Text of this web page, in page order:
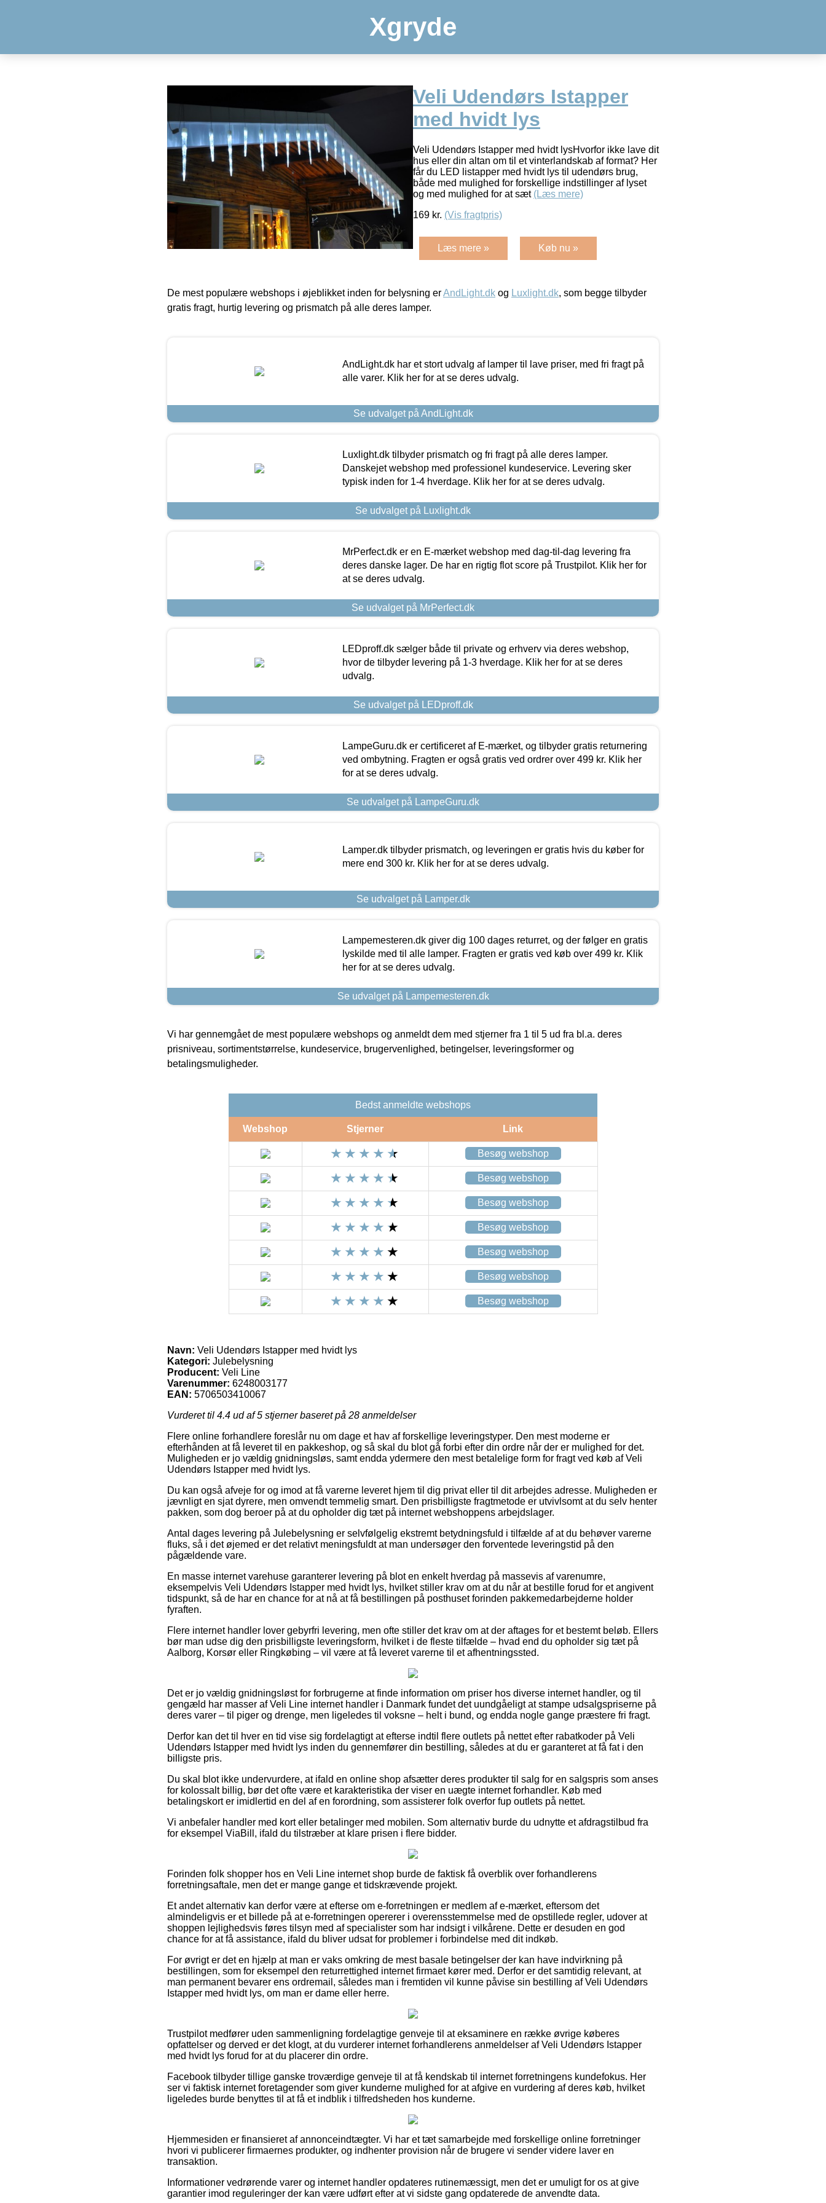
Xgryde
Veli Udendørs Istapper
med hvidt lys
Veli Udendørs Istapper med hvidt lysHvorfor ikke lave dit
hus eller din altan om til et vinterlandskab af format? Her
får du LED listapper med hvidt lys til udendørs brug,
både med mulighed for forskellige indstillinger af lyset
og med mulighed for at sæt (Læs mere)
169 kr. (Vis fragtpris)
Læs mere » Køb nu »
De mest populære webshops i øjeblikket inden for belysning erAndLight.dk og Luxlight.dk, som begge tilbyder
gratis fragt, hurtig levering og prismatch på alle deres lamper.
AndLight.dk har et stort udvalg af lamper til lave priser, med fri fragt på
alle varer. Klik her for at se deres udvalg.
Se udvalget på AndLight.dk
Luxlight.dk tilbyder prismatch og fri fragt på alle deres lamper.
Danskejet webshop med professionel kundeservice. Levering sker
typisk inden for 1-4 hverdage. Klik her for at se deres udvalg.
Se udvalget på Luxlight.dk
MrPerfect.dk er en E-mærket webshop med dag-til-dag levering fra
deres danske lager. De har en rigtig flot score på Trustpilot. Klik her for
at se deres udvalg.
Se udvalget på MrPerfect.dk
LEDproff.dk sælger både til private og erhverv via deres webshop,
hvor de tilbyder levering på 1-3 hverdage. Klik her for at se deres
udvalg.
Se udvalget på LEDproff.dk
LampeGuru.dk er certificeret af E-mærket, og tilbyder gratis returnering
ved ombytning. Fragten er også gratis ved ordrer over 499 kr. Klik her
for at se deres udvalg.
Se udvalget på LampeGuru.dk
Lamper.dk tilbyder prismatch, og leveringen er gratis hvis du køber for
mere end 300 kr. Klik her for at se deres udvalg.
Se udvalget på Lamper.dk
Lampemesteren.dk giver dig 100 dages returret, og der følger en gratis
lyskilde med til alle lamper. Fragten er gratis ved køb over 499 kr. Klik
her for at se deres udvalg.
Se udvalget på Lampemesteren.dk
Vi har gennemgået de mest populære webshops og anmeldt dem med stjerner fra 1 til 5 ud fra bl.a. deres
prisniveau, sortimentstørrelse, kundeservice, brugervenlighed, betingelser, leveringsformer og
betalingsmuligheder.
Bedst anmeldte webshops
Webshop Stjerner Link
Besøg webshop
Besøg webshop
Besøg webshop
Besøg webshop
Besøg webshop
Besøg webshop
Besøg webshop
Navn: Veli Udendørs Istapper med hvidt lys
Kategori: Julebelysning
Producent: Veli Line
Varenummer: 6248003177
EAN: 5706503410067
Vurderet til 4.4 ud af 5 stjerner baseret på 28 anmeldelser
Flere online forhandlere foreslår nu om dage et hav af forskellige leveringstyper. Den mest moderne er
efterhånden at få leveret til en pakkeshop, og så skal du blot gå forbi efter din ordre når der er mulighed for det.
Muligheden er jo vældig gnidningsløs, samt endda ydermere den mest betalelige form for fragt ved køb af Veli
Udendørs Istapper med hvidt lys.
Du kan også afveje for og imod at få varerne leveret hjem til dig privat eller til dit arbejdes adresse. Muligheden er
jævnligt en sjat dyrere, men omvendt temmelig smart. Den prisbilligste fragtmetode er utvivlsomt at du selv henter
pakken, som dog beroer på at du opholder dig tæt på internet webshoppens arbejdslager.
Antal dages levering på Julebelysning er selvfølgelig ekstremt betydningsfuld i tilfælde af at du behøver varerne
fluks, så i det øjemed er det relativt meningsfuldt at man undersøger den forventede leveringstid på den
pågældende vare.
En masse internet varehuse garanterer levering på blot en enkelt hverdag på massevis af varenumre,
eksempelvis Veli Udendørs Istapper med hvidt lys, hvilket stiller krav om at du når at bestille forud for et angivent
tidspunkt, så de har en chance for at nå at få bestillingen på posthuset forinden pakkemedarbejderne holder
fyraften.
Flere internet handler lover gebyrfri levering, men ofte stiller det krav om at der aftages for et bestemt beløb. Ellers
bør man udse dig den prisbilligste leveringsform, hvilket i de fleste tilfælde – hvad end du opholder sig tæt på
Aalborg, Korsør eller Ringkøbing – vil være at få leveret varerne til et afhentningssted.
Det er jo vældig gnidningsløst for forbrugerne at finde information om priser hos diverse internet handler, og til
gengæld har masser af Veli Line internet handler i Danmark fundet det uundgåeligt at stampe udsalgspriserne på
deres varer – til piger og drenge, men ligeledes til voksne – helt i bund, og endda nogle gange præstere fri fragt.
Derfor kan det til hver en tid vise sig fordelagtigt at efterse indtil flere outlets på nettet efter rabatkoder på Veli
Udendørs Istapper med hvidt lys inden du gennemfører din bestilling, således at du er garanteret at få fat i den
billigste pris.
Du skal blot ikke undervurdere, at ifald en online shop afsætter deres produkter til salg for en salgspris som anses
for kolossalt billig, bør det ofte være et karakteristika der viser en uægte internet forhandler. Køb med
betalingskort er imidlertid en del af en forordning, som assisterer folk overfor fup outlets på nettet.
Vi anbefaler handler med kort eller betalinger med mobilen. Som alternativ burde du udnytte et afdragstilbud fra
for eksempel ViaBill, ifald du tilstræber at klare prisen i flere bidder.
Forinden folk shopper hos en Veli Line internet shop burde de faktisk få overblik over forhandlerens
forretningsaftale, men det er mange gange et tidskrævende projekt.
Et andet alternativ kan derfor være at efterse om e-forretningen er medlem af e-mærket, eftersom det
almindeligvis er et billede på at e-forretningen opererer i overensstemmelse med de opstillede regler, udover at
shoppen lejlighedsvis føres tilsyn med af specialister som har indsigt i vilkårene. Dette er desuden en god
chance for at få assistance, ifald du bliver udsat for problemer i forbindelse med dit indkøb.
For øvrigt er det en hjælp at man er vaks omkring de mest basale betingelser der kan have indvirkning på
bestillingen, som for eksempel den returrettighed internet firmaet kører med. Derfor er det samtidig relevant, at
man permanent bevarer ens ordremail, således man i fremtiden vil kunne påvise sin bestilling af Veli Udendørs
Istapper med hvidt lys, om man er dame eller herre.
Trustpilot medfører uden sammenligning fordelagtige genveje til at eksaminere en række øvrige køberes
opfattelser og derved er det klogt, at du vurderer internet forhandlerens anmeldelser af Veli Udendørs Istapper
med hvidt lys forud for at du placerer din ordre.
Facebook tilbyder tillige ganske troværdige genveje til at få kendskab til internet forretningens kundefokus. Her
ser vi faktisk internet foretagender som giver kunderne mulighed for at afgive en vurdering af deres køb, hvilket
ligeledes burde benyttes til at få et indblik i tilfredsheden hos kunderne.
Hjemmesiden er finansieret af annonceindtægter. Vi har et tæt samarbejde med forskellige online forretninger
hvori vi publicerer firmaernes produkter, og indhenter provision når de brugere vi sender videre laver en
transaktion.
Informationer vedrørende varer og internet handler opdateres rutinemæssigt, men det er umuligt for os at give
garantier imod reguleringer der kan være udført efter at vi sidste gang opdaterede de anvendte data.